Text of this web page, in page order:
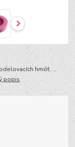
hmôt, ...
popis